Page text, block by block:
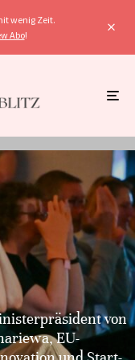
wenig Zeit.
Abo!
von
EU-